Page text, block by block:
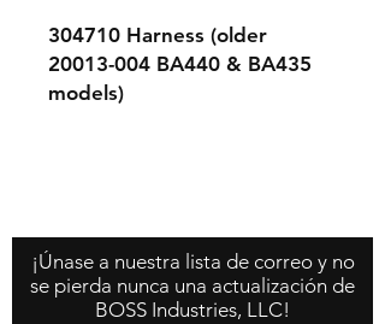
304710 Harness (older
20013-004 BA440 & BA435
models)
¡Únase a nuestra lista de correo y no
se pierda nunca una actualización de
BOSS Industries, LLC!